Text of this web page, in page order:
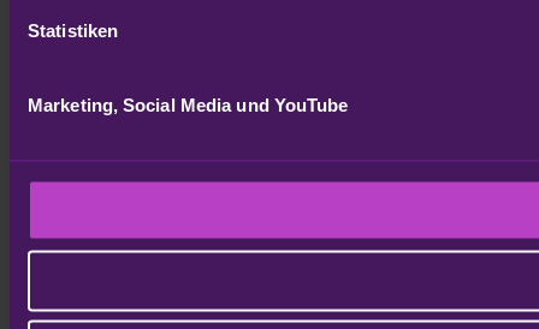
Statistiken
Marketing, Social Media und YouTube